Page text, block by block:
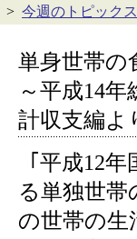
> 今週のトピックス
単身世帯の
～平成14
計収支編よ
｢平成12
る単独世帯
の世帯の